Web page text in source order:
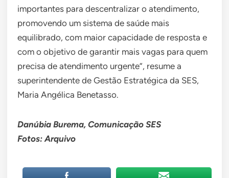
importantes para descentralizar o atendimento,
promovendo um sistema de saúde mais
equilibrado, com maior capacidade de resposta e
com o objetivo de garantir mais vagas para quem
precisa de atendimento urgente”, resume a
superintendente de Gestão Estratégica da SES,
Maria Angélica Benetasso.
Danúbia Burema, Comunicação SES
Fotos: Arquivo